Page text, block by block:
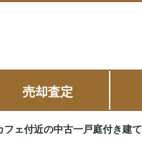
売却査定
ェ付近の中古一戸庭付き建て